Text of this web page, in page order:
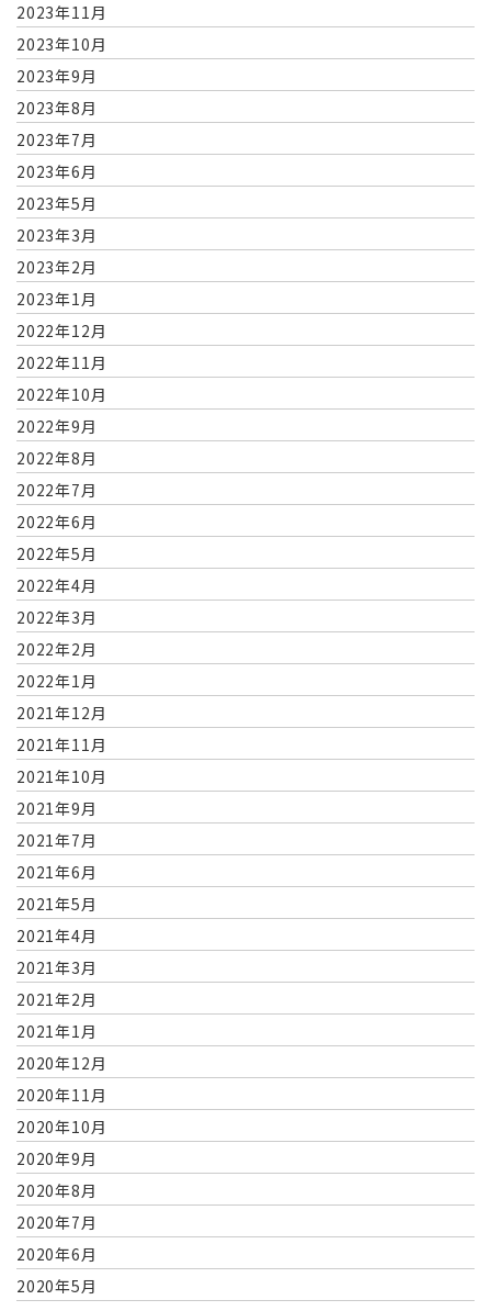
2023年11月
2023年10月
2023年9月
2023年8月
2023年7月
2023年6月
2023年5月
2023年3月
2023年2月
2023年1月
2022年12月
2022年11月
2022年10月
2022年9月
2022年8月
2022年7月
2022年6月
2022年5月
2022年4月
2022年3月
2022年2月
2022年1月
2021年12月
2021年11月
2021年10月
2021年9月
2021年7月
2021年6月
2021年5月
2021年4月
2021年3月
2021年2月
2021年1月
2020年12月
2020年11月
2020年10月
2020年9月
2020年8月
2020年7月
2020年6月
2020年5月